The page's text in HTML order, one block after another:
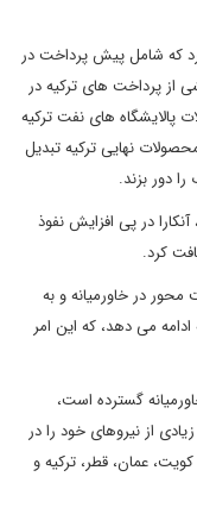
که شامل پیش پرداخت در
از پرداخت های ترکیه در
پالایشگاه های نفت ترکیه
نهایی ترکیه تبدیل
دور بزند.
شد، آنکارا در پی افزایش نفوذ
کرد.
در خاورمیانه و به
می دهد، که این امر
گسترده است،
از نیروهای خود را در
عمان، قطر، ترکیه و